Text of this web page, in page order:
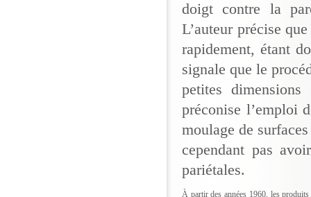
doigt contre la
L’auteur précise
rapidement, étant
signale que le
petites dimensions
préconise l’emploi
moulage de
cependant pas
pariétales.
À partir des années 1960, les